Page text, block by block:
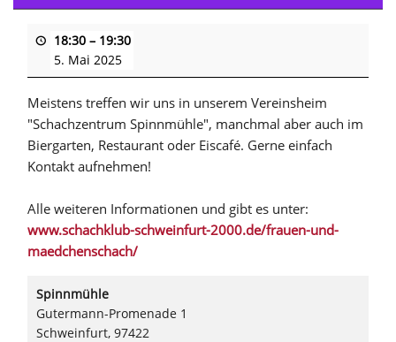
18:30 – 19:30
5. Mai 2025
Meistens treffen wir uns in unserem Vereinsheim
"Schachzentrum Spinnmühle", manchmal aber auch im
Biergarten, Restaurant oder Eiscafé. Gerne einfach
Kontakt aufnehmen!
Alle weiteren Informationen und gibt es unter:
www.schachklub-schweinfurt-2000.de/frauen-und-
maedchenschach/
Spinnmühle
Gutermann-Promenade 1
Schweinfurt, 97422